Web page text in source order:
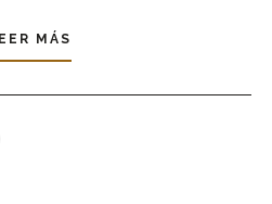
MÁS